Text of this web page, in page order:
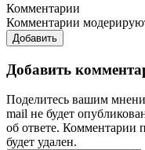
Комментарии
Комментарии
Добавить
Добавить
Поделитесь вашим
mail не будет
об ответе. Комментарии
будет удален.